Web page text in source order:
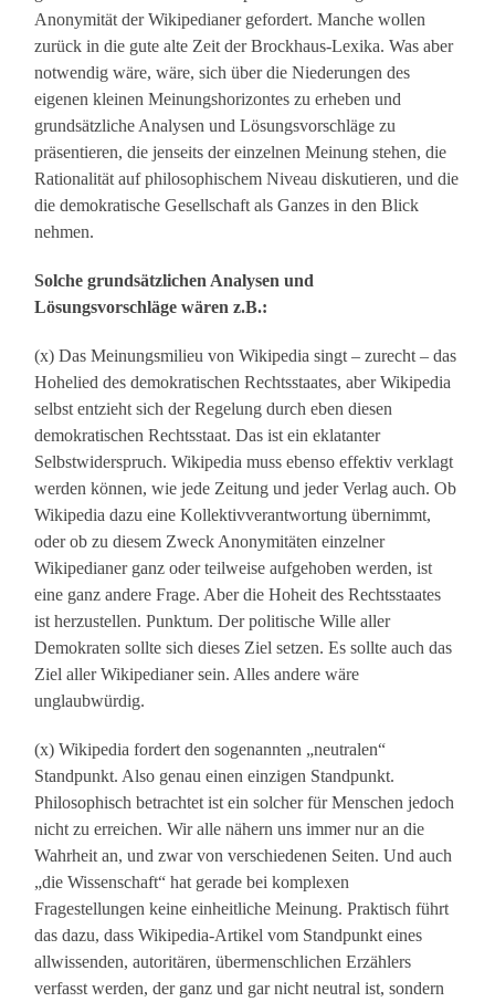
Anonymität der Wikipedianer gefordert. Manche wollen
zurück in die gute alte Zeit der Brockhaus-Lexika. Was aber
notwendig wäre, wäre, sich über die Niederungen des
eigenen kleinen Meinungshorizontes zu erheben und
grundsätzliche Analysen und Lösungsvorschläge zu
präsentieren, die jenseits der einzelnen Meinung stehen, die
Rationalität auf philosophischem Niveau diskutieren, und die
die demokratische Gesellschaft als Ganzes in den Blick
nehmen.
Solche grundsätzlichen Analysen und
Lösungsvorschläge wären z.B.:
(x) Das Meinungsmilieu von Wikipedia singt – zurecht – das
Hohelied des demokratischen Rechtsstaates, aber Wikipedia
selbst entzieht sich der Regelung durch eben diesen
demokratischen Rechtsstaat. Das ist ein eklatanter
Selbstwiderspruch. Wikipedia muss ebenso effektiv verklagt
werden können, wie jede Zeitung und jeder Verlag auch. Ob
Wikipedia dazu eine Kollektivverantwortung übernimmt,
oder ob zu diesem Zweck Anonymitäten einzelner
Wikipedianer ganz oder teilweise aufgehoben werden, ist
eine ganz andere Frage. Aber die Hoheit des Rechtsstaates
ist herzustellen. Punktum. Der politische Wille aller
Demokraten sollte sich dieses Ziel setzen. Es sollte auch das
Ziel aller Wikipedianer sein. Alles andere wäre
unglaubwürdig.
(x) Wikipedia fordert den sogenannten „neutralen“
Standpunkt. Also genau einen einzigen Standpunkt.
Philosophisch betrachtet ist ein solcher für Menschen jedoch
nicht zu erreichen. Wir alle nähern uns immer nur an die
Wahrheit an, und zwar von verschiedenen Seiten. Und auch
„die Wissenschaft“ hat gerade bei komplexen
Fragestellungen keine einheitliche Meinung. Praktisch führt
das dazu, dass Wikipedia-Artikel vom Standpunkt eines
allwissenden, autoritären, übermenschlichen Erzählers
verfasst werden, der ganz und gar nicht neutral ist, sondern